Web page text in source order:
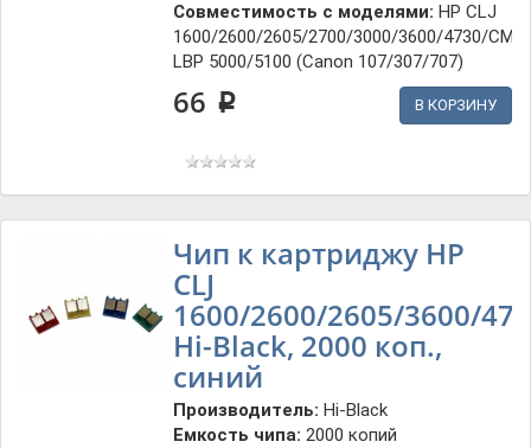
Совместимость с моделями: HP CLJ
1600/2600/2605/2700/3000/3600/4730/
LBP 5000/5100 (Canon 107/307/707)
66 p В КОРЗИНУ
Чип к картриджу HP
CLJ
1600/2600/2605/3600/
Hi-Black, 2000 коп.,
синий
Производитель: Hi-Black
Емкость чипа: 2000 копий